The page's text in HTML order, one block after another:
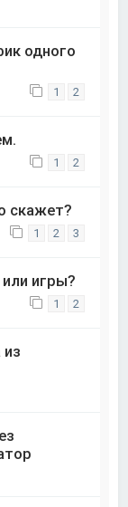
одного
1 2
1 2
скажет?
1 2 3
игры?
1 2